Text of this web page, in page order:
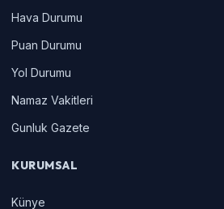
Hava Durumu
Puan Durumu
Yol Durumu
Namaz Vakitleri
Gunluk Gazete
KURUMSAL
Künye